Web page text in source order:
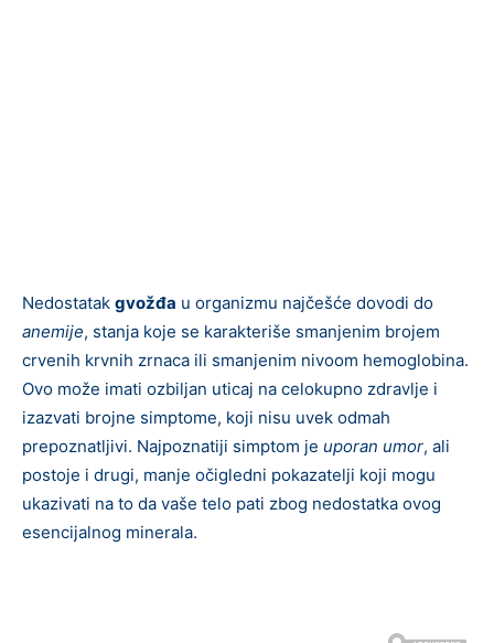
Nedostatak gvožđa u organizmu najčešće dovodi do
anemije, stanja koje se karakteriše smanjenim brojem
crvenih krvnih zrnaca ili smanjenim nivoom hemoglobina.
Ovo može imati ozbiljan uticaj na celokupno zdravlje i
izazvati brojne simptome, koji nisu uvek odmah
prepoznatljivi. Najpoznatiji simptom je uporan umor, ali
postoje i drugi, manje očigledni pokazatelji koji mogu
ukazivati na to da vaše telo pati zbog nedostatka ovog
esencijalnog minerala.